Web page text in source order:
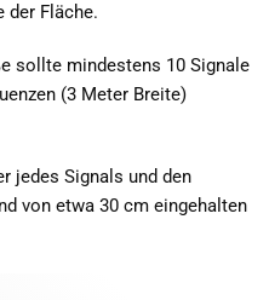
der Fläche.
sollte mindestens 10 Signale
(3 Meter Breite)
jedes Signals und den
von etwa 30 cm eingehalten